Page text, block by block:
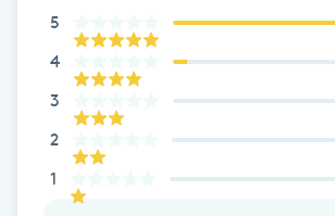
Damklippning
Dermapen
Diamantslipning
5
4
3
2
1